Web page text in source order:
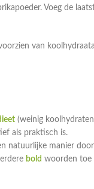
Voeg de
van
(weinig
als praktisch is.
natuurlijke manier
bold woorden toe